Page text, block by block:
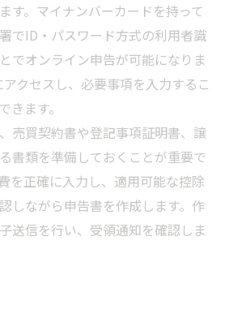
す。マイナンバーカードを持って
でID・パスワード方式の利用者識
でオンライン申告が可能になりま
クセスし、必要事項を入力するこ
きます。
売買契約書や登記事項証明書、譲
書類を準備しておくことが重要で
を正確に入力し、適用可能な控除
しながら申告書を作成します。作
送信を行い、受領通知を確認しま